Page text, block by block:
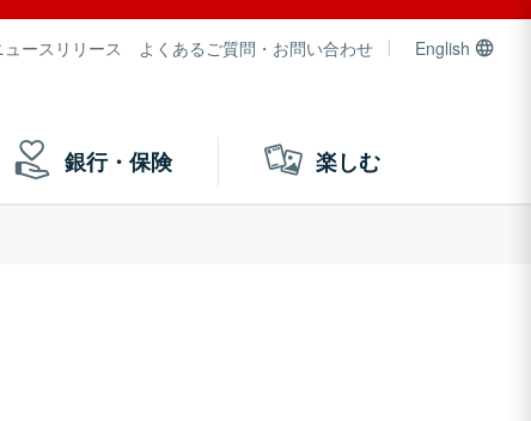
ュースリリース よくあるご質問・お問い合わせ English
銀行・保険 楽しむ